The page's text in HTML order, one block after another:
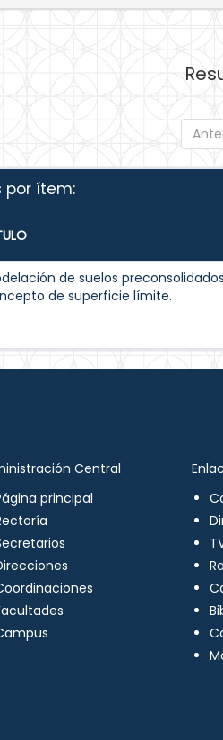
por ítem:
de suelos
de superficie límite.
Central
principal